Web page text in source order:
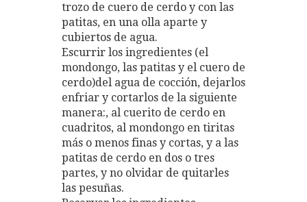
trozo de cuero de cerdo y con las
patitas, en una olla aparte y
cubiertos de agua.
Escurrir los ingredientes (el
mondongo, las patitas y el cuero de
cerdo)del agua de cocción, dejarlos
enfriar y cortarlos de la siguiente
manera:, al cuerito de cerdo en
cuadritos, al mondongo en tiritas
más o menos finas y cortas, y a las
patitas de cerdo en dos o tres
partes, y no olvidar de quitarles
las pesuñas.